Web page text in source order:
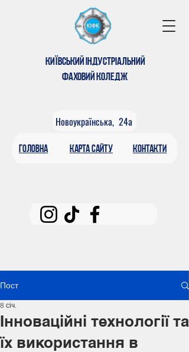
КИЇВСЬКИЙ ІНДУСТРІАЛЬНИЙ
ФАХОВИЙ КОЛЕДЖ
Новоукраїнська, 24а
КАРтА САЙТУ
головна контакти
Пост
Інноваційні технології та
їх використання в
8 січ.